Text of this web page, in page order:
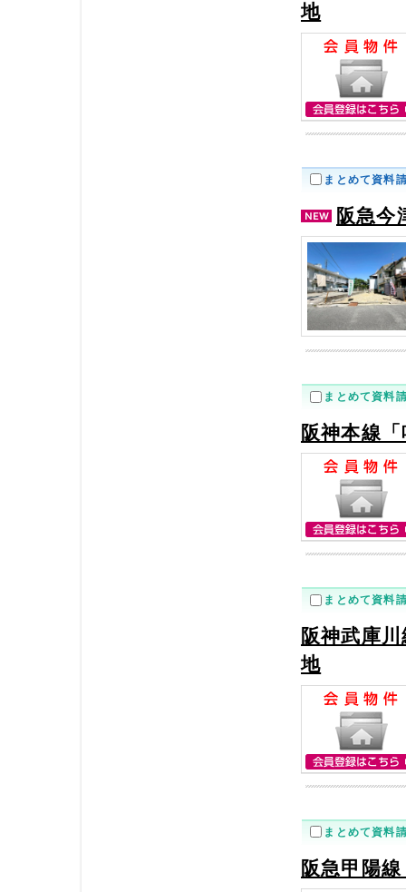
地
まとめて資料
阪急今
まとめて資料
阪神本線
まとめて資料
阪神武庫
地
まとめて資料
阪急甲陽